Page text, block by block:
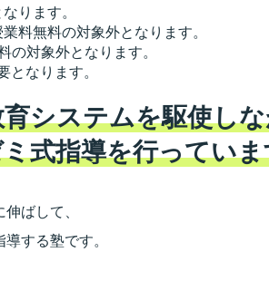
ります。
料無料の対象外となります。
対象外となります。
なります。
システムを駆使し
式指導を行ってい
ばして、
する塾です。